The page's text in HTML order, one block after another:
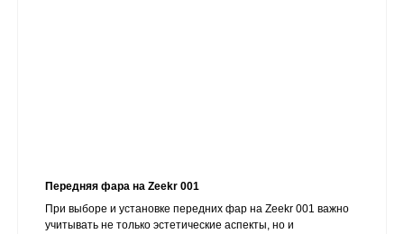
Передняя фара на Zeekr 001
При выборе и установке передних фар на Zeekr 001 важно
учитывать не только эстетические аспекты, но и